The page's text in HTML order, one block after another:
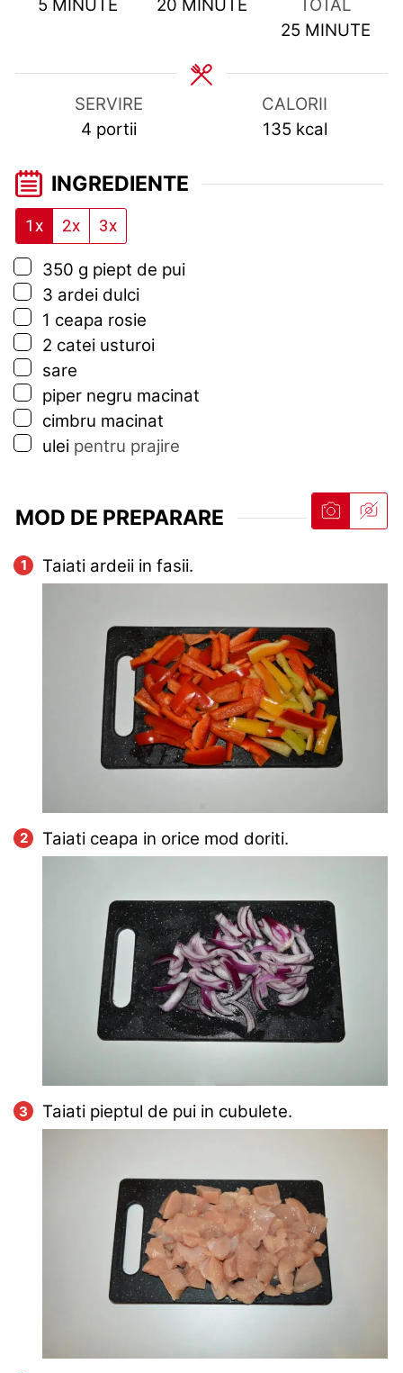
5 MINUTE 20 MINUTE
TOTAL
25 MINUTES
MINUTE
SERVIRE
4 portii
CALORII
135 kcal
INGREDIENTE
1x 2x 3x
▢
350 g piept de pui
▢
3 ardei dulci
▢
1 ceapa rosie
▢
2 catei usturoi
▢
sare
▢
piper negru macinat
▢
cimbru macinat
▢
ulei pentru prajire
MOD DE PREPARARE
Taiati ardeii in fasii.
Taiati ceapa in orice mod doriti.
Taiati pieptul de pui in cubulete.